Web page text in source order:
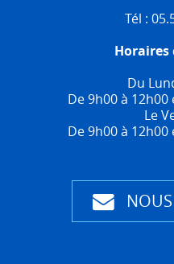
Tél :
Du
De 9h00 à
Le
De 9h00 à